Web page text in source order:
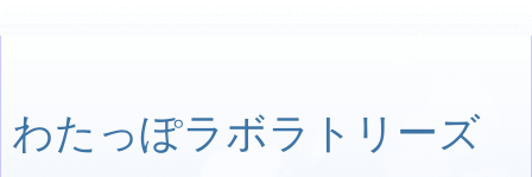
わたっぽラボラトリーズ